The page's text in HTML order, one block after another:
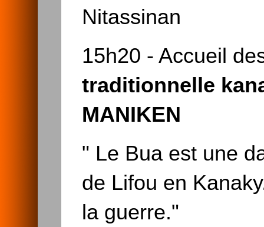
Nitassinan
15h20 - Accueil
traditionnelle
MANIKEN
" Le Bua est une
de Lifou en
la guerre."